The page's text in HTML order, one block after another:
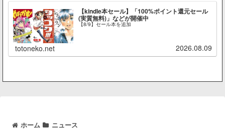
【kindle本セール】「100%ポイント還元セール
(実質無料)」などが開催中
【8/9】セール本を追加
totoneko.net 2026.08.09
ホーム ニュース